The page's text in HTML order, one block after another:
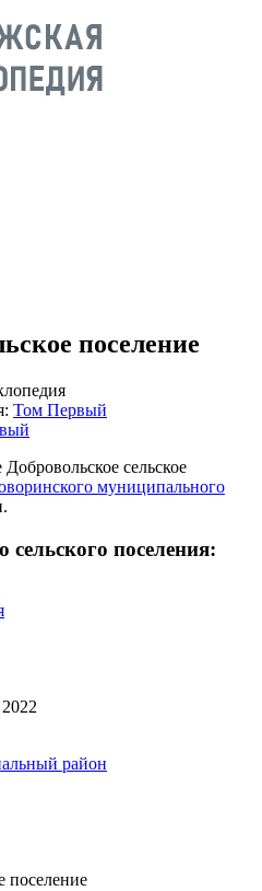
поселение
Том Первый
сельское
муниципального
сельского поселения:
район
поселение